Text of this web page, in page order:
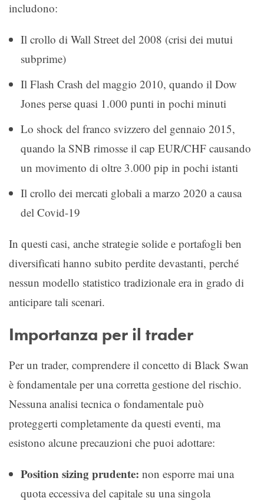
includono:
Il crollo di Wall Street del 2008 (crisi dei mutui
subprime)
Il Flash Crash del maggio 2010, quando il Dow
Jones perse quasi 1.000 punti in pochi minuti
Lo shock del franco svizzero del gennaio 2015,
quando la SNB rimosse il cap EUR/CHF causando
un movimento di oltre 3.000 pip in pochi istanti
Il crollo dei mercati globali a marzo 2020 a causa
del Covid-19
In questi casi, anche strategie solide e portafogli ben
diversificati hanno subito perdite devastanti, perché
nessun modello statistico tradizionale era in grado di
anticipare tali scenari.
Importanza per il trader
Per un trader, comprendere il concetto di Black Swan
è fondamentale per una corretta gestione del rischio.
Nessuna analisi tecnica o fondamentale può
proteggerti completamente da questi eventi, ma
esistono alcune precauzioni che puoi adottare:
Position sizing prudente: non esporre mai una
quota eccessiva del capitale su una singola